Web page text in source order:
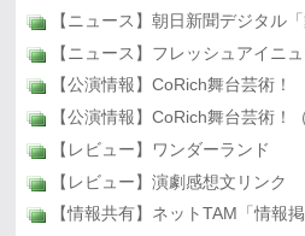
【ニュース】朝日新聞デジタル
【ニュース】フレッシュアイニュ
【公演情報】CoRich舞台芸術！
【公演情報】CoRich舞台芸術！
【レビュー】ワンダーランド
【レビュー】演劇感想文リンク
【情報共有】ネットTAM「情報掲